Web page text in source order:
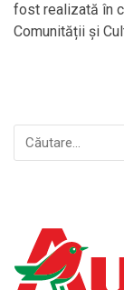
fost realizată în
Comunității și
Caută
după: